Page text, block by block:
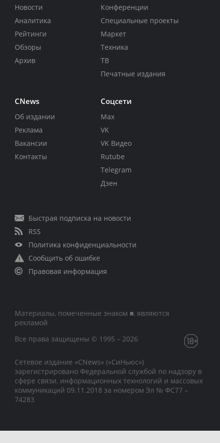
Новости
Аналитика
Рейтинги
Обзоры
Архив
Конференции
Специальные проекты
Маркет
Техника
ТВ
Печатные издания
CNews
Об издании
Реклама
Вакансии
Контакты
Соцсети
Max
VK
VK Видео
Rutube
Telegram
Дзен
Быстрая подписка на новости
RSS
Политика конфиденциальности
Сообщить об ошибке
Правовая информация
Материалы, помеченные знаком ■, являются
рекламой
Все права защищены © 1995 – 2026
Сетевое издание «CNews» («СиНьюс»)
зарегистрировано Федеральной службой по надзору в
сфере связи, информационных технологий и массовых
коммуникаций 09.11.2018 за номером Эл № ФС77 –
74283